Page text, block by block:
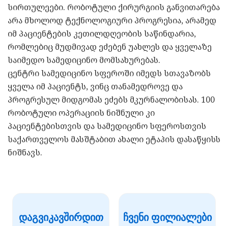
სირთულეები. რობოტული ქირურგიის განვითარება
არა მხოლოდ ტექნოლოგიური პროგრესია, არამედ
იმ პაციენტების კეთილდღეობის საწინდარია,
რომლებიც მუდმივად ეძებენ უახლეს და ყველაზე
საიმედო სამედიცინო მომსახურებას.
ცენტრი სამედიცინო სფეროში იმედს სთავაზობს
ყველა იმ პაციენტს, ვინც თანამედროვე და
პროგრესულ მიდგომას ეძებს მკურნალობისას. 100
რობოტული ოპერაციის ნიშნული კი
პაციენტებისთვის და სამედიცინო სფეროსთვის
საქართველოს მასშტაბით ახალი ეტაპის დასაწყისს
ნიშნავს.
დაგვიკავშირდით ჩვენი ფილიალები